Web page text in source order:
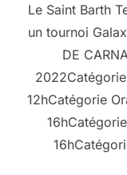
Le Saint Barth
un tournoi
DE
12hCatégorie